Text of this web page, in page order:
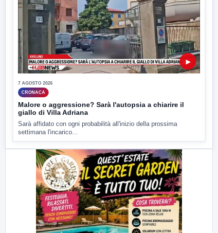
▶
7 AGOSTO 2026
CRONACA
Malore o aggressione? Sarà l'autopsia a chiarire il
giallo di Villa Adriana
Sarà affidato con ogni probabilità all'inizio della prossima
settimana l'incarico...